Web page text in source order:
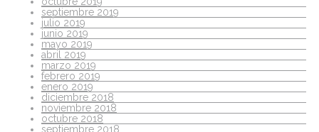
septiembre 2019
julio 2019
junio 2019
mayo 2019
abril 2019
marzo 2019
febrero 2019
enero 2019
diciembre 2018
noviembre 2018
octubre 2018
septiembre 2018